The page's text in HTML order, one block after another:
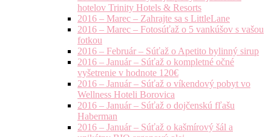
hotelov Trinity Hotels & Resorts
2016 – Marec – Zahrajte sa s LittleLane
2016 – Marec – Fotosúťaž o 5 vankúšov s vašou
fotkou
2016 – Február – Súťaž o Apetito bylinný sirup
2016 – Január – Súťaž o kompletné očné
vyšetrenie v hodnote 120€
2016 – Január – Súťaž o víkendový pobyt vo
Wellness Hoteli Borovica
2016 – Január – Súťaž o dojčenskú fľašu
Haberman
2016 – Január – Súťaž o kašmírový šál a